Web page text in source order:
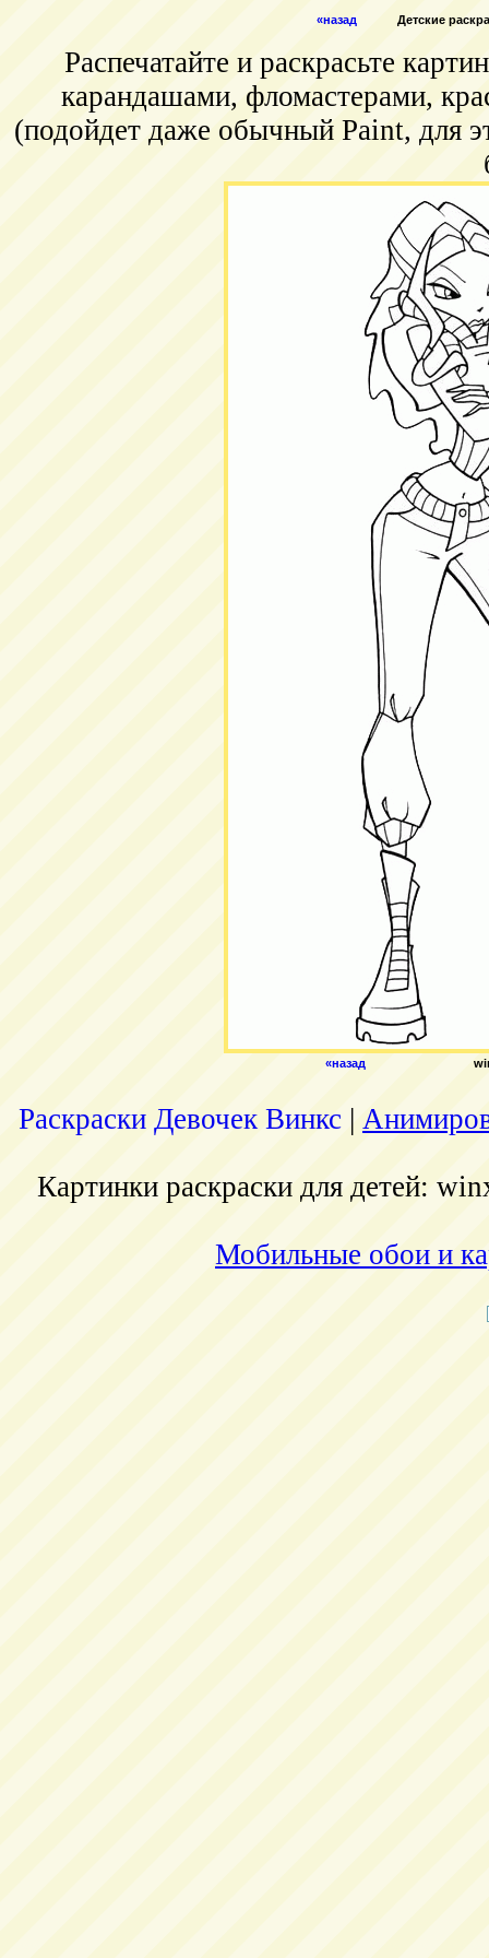
«назад Детские
Распечатайте и раскрасьте
карандашами, фломастерами,
(подойдет даже обычный Paint, для
«назад
Раскраски Девочек Винкс |
Картинки раскраски для детей:
Мобильные обои и